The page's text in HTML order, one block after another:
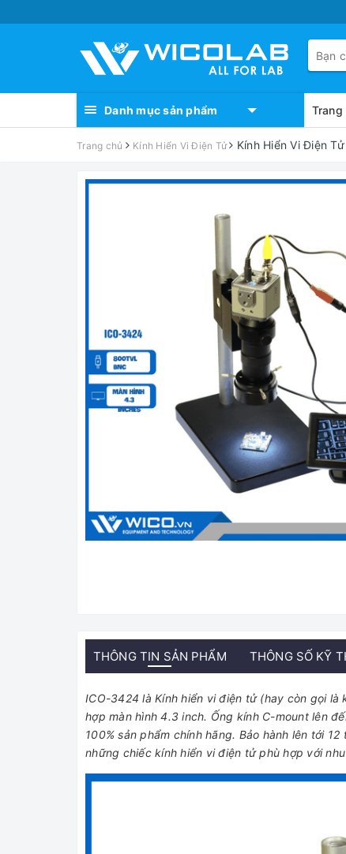
Danh mục sản phẩm Trang
Trang chủ Kính Hiển Vi Điện Tử Kính Hiển Vi Điện
THÔNG TIN SẢN PHẨM THÔNG SỐ KỸ
ICO-3424 là Kính hiển vi điện tử (hay còn gọi
hợp màn hình 4.3 inch. Ống kính C-mount lên
100% sản phẩm chính hãng. Bảo hành lên tới
những chiếc kính hiển vi điện tử phù hợp với